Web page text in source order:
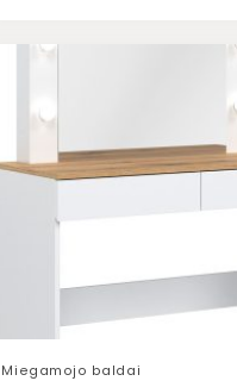
Miegamojo baldai